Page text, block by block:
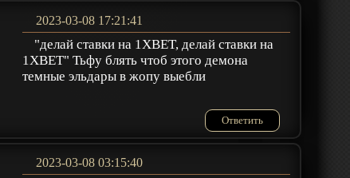
2023-03-08 17:21:41
"делай ставки на 1XBET, делай ставки на
1XBET" Тьфу блять чтоб этого демона
темные эльдары в жопу выебли
Ответить
2023-03-08 03:15:40